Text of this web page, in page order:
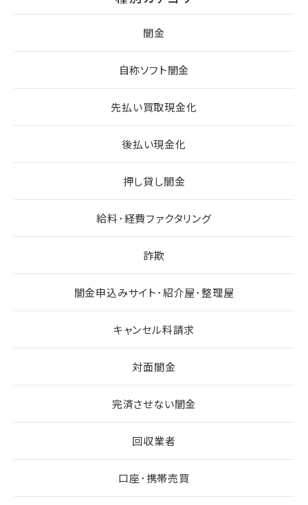
闇金
自称ソフト闇金
先払い買取現金化
後払い現金化
押し貸し闇金
給料･経費ファクタリング
詐欺
闇金申込みサイト･紹介屋･整理屋
キャンセル料請求
対面闇金
完済させない闇金
回収業者
口座･携帯売買